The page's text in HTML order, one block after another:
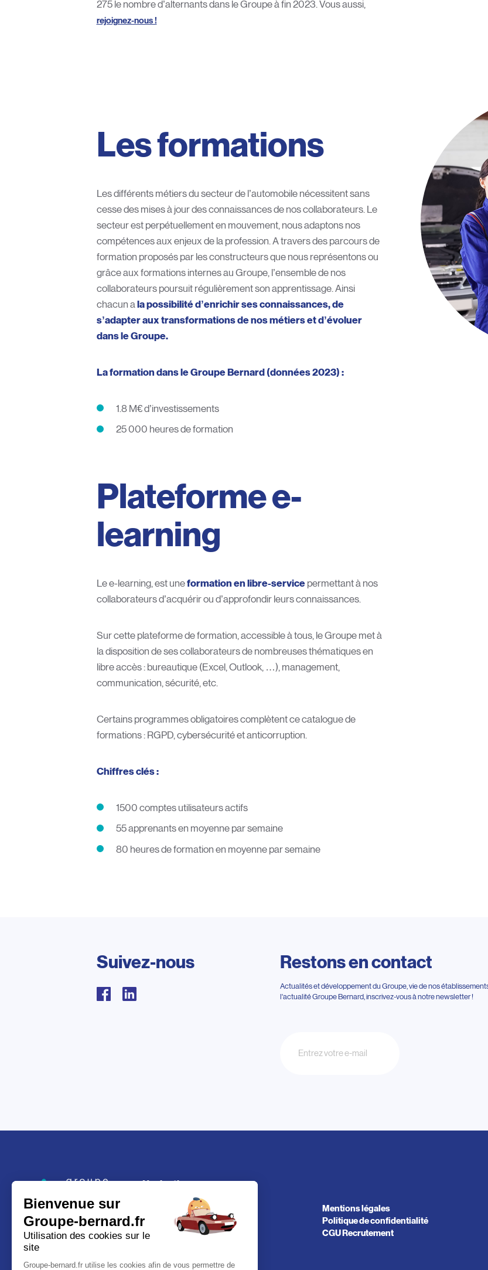
275 le nombre d’alternants dans le Groupe à fin 2023. Vous aussi,
rejoignez-nous !
Les formations
Les différents métiers du secteur de l’automobile nécessitent sans
cesse des mises à jour des connaissances de nos collaborateurs. Le
secteur est perpétuellement en mouvement, nous adaptons nos
compétences aux enjeux de la profession. A travers des parcours de
formation proposés par les constructeurs que nous représentons ou
grâce aux formations internes au Groupe, l’ensemble de nos
collaborateurs poursuit régulièrement son apprentissage. Ainsi
chacun a la possibilité d’enrichir ses connaissances, de
s’adapter aux transformations de nos métiers et d’évoluer
dans le Groupe.
La formation dans le Groupe Bernard (données 2023) :
1.8 M€ d’investissements
25 000 heures de formation
Plateforme e-
learning
Le e-learning, est uneformation en libre-servicepermettant à nos
collaborateurs d’acquérir ou d’approfondir leurs connaissances.
Sur cette plateforme de formation, accessible à tous, le Groupe met à
la disposition de ses collaborateurs de nombreuses thématiques en
libre accès : bureautique (Excel, Outlook, …), management,
communication, sécurité, etc.
Certains programmes obligatoires complètent ce catalogue de
formations : RGPD, cybersécurité et anticorruption.
Chiffres clés :
1500 comptes utilisateurs actifs
55 apprenants en moyenne par semaine
80 heures de formation en moyenne par semaine
Suivez-nous Restons en contact
Actualités et développement du Groupe, vie de nos
l'actualité Groupe Bernard, inscrivez-vous à notre newsletter !
Navigation
Le groupe Bernard
Notre ADN
RSE
Mentions légales
Politique de confidentialité
CGU Recrutement
Bienvenue sur
Groupe-bernard.fr
Utilisation des cookies sur le
site
Groupe-bernard.fr utilise les cookies afin de vous permettre de